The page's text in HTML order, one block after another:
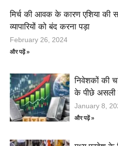
मिर्च की आवक के कारण एशिया की
व्यापारियों को बंद करना पड़ा
February 26, 2024
और पढ़ें »
निवेशकों की
के पीछे असली
January 8,
और पढ़ें »